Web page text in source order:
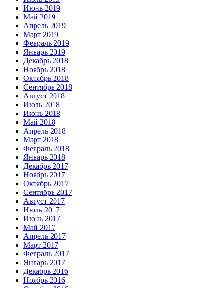
Июнь 2019
Май 2019
Апрель 2019
Март 2019
Февраль 2019
Январь 2019
Декабрь 2018
Ноябрь 2018
Октябрь 2018
Сентябрь 2018
Август 2018
Июль 2018
Июнь 2018
Май 2018
Апрель 2018
Март 2018
Февраль 2018
Январь 2018
Декабрь 2017
Ноябрь 2017
Октябрь 2017
Сентябрь 2017
Август 2017
Июль 2017
Июнь 2017
Май 2017
Апрель 2017
Март 2017
Февраль 2017
Январь 2017
Декабрь 2016
Ноябрь 2016